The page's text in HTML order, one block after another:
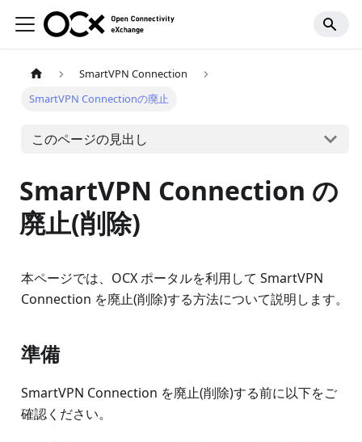
SmartVPN Connection
SmartVPN Connectionの廃止
このページの見出し
SmartVPN Connection の
廃止(削除)
本ページでは、OCX ポータルを利用して SmartVPN
Connection を廃止(削除)する方法について説明します。
準備
SmartVPN Connection を廃止(削除)する前に以下をご
確認ください。